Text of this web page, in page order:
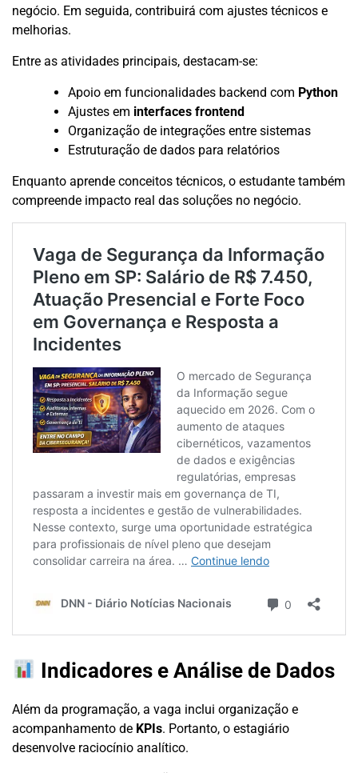
negócio. Em seguida, contribuirá com ajustes técnicos e
melhorias.
Entre as atividades principais, destacam-se:
Apoio em funcionalidades backend com Python
Ajustes em interfaces frontend
Organização de integrações entre sistemas
Estruturação de dados para relatórios
Enquanto aprende conceitos técnicos, o estudante também
compreende impacto real das soluções no negócio.
Indicadores e Análise de Dados
Além da programação, a vaga inclui organização e
acompanhamento de KPIs. Portanto, o estagiário
desenvolve raciocínio analítico.